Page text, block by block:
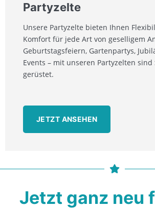
Partyzelte
Unsere Partyzelte bieten Ihnen
Komfort für jede Art von geselligem
Geburtstagsfeiern, Gartenpartys,
Events – mit unseren Partyzelten sind
gerüstet.
JETZT ANSEHEN
Jetzt ganz neu